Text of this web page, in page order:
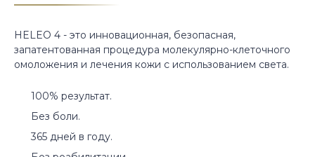
HELEO 4 - это инновационная, безопасная,
запатентованная процедура молекулярно-клеточного
омоложения и лечения кожи с использованием света.
100% результат.
Без боли.
365 дней в году.